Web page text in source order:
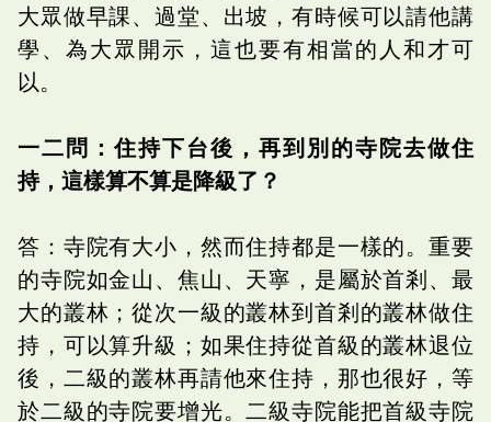
大眾做早課、過堂、出坡，有時候可以請他講
學、為大眾開示，這也要有相當的人和才可
以。
一二問：住持下台後，再到別的寺院去做住
持，這樣算不算是降級了？
答：寺院有大小，然而住持都是一樣的。重要
的寺院如金山、焦山、天寧，是屬於首剎、最
大的叢林；從次一級的叢林到首剎的叢林做住
持，可以算升級；如果住持從首級的叢林退位
後，二級的叢林再請他來住持，那也很好，等
於二級的寺院要增光。二級寺院能把首級寺院